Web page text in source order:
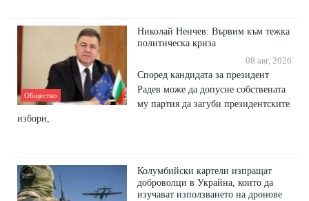
Общество
Николай Ненчев: Вървим към тежка
политическа криза
08 авг, 2026
Според кандидата за президент
Радев може да допусне собствената
му партия да загуби президентските
избори,
Колумбийски картели изпращат
доброволци в Украйна, които да
изучават използването на дронове